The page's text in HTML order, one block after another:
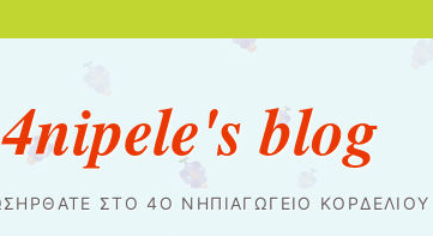
4nipele's blog
ΣΤΟ 4Ο ΝΗΠΙΑΓΩΓΕΙΟ ΚΟΡΔΕΛΙΟΥ